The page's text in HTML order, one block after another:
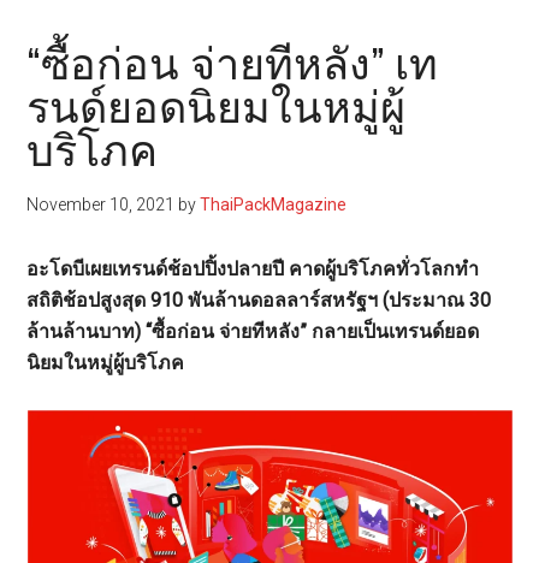
“ซื้อก่อน จ่ายทีหลัง” เท
รนด์ยอดนิยมในหมู่ผู้
บริโภค
November 10, 2021 byThaiPackMagazine
อะโดบีเผยเทรนด์ช้อปปิ้งปลายปี คาดผู้บริโภคทั่วโลกทำ
สถิติช้อปสูงสุด 910 พันล้านดอลลาร์สหรัฐฯ (ประมาณ 30
ล้านล้านบาท) “ซื้อก่อน จ่ายทีหลัง” กลายเป็นเทรนด์ยอด
นิยมในหมู่ผู้บริโภค